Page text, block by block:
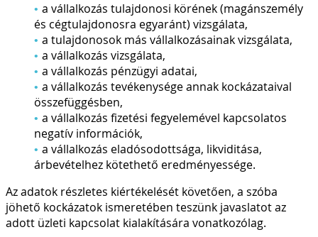
a vállalkozás tulajdonosi körének (magánszemély
és cégtulajdonosra egyaránt) vizsgálata,
a tulajdonosok más vállalkozásainak vizsgálata,
a vállalkozás vizsgálata,
a vállalkozás pénzügyi adatai,
a vállalkozás tevékenysége annak kockázataival
összefüggésben,
a vállalkozás fizetési fegyelemével kapcsolatos
negatív információk,
a vállalkozás eladósodottsága, likviditása,
árbevételhez kötethető eredményessége.
Az adatok részletes kiértékelését követően, a szóba
jöhető kockázatok ismeretében teszünk javaslatot az
adott üzleti kapcsolat kialakítására vonatkozólag.